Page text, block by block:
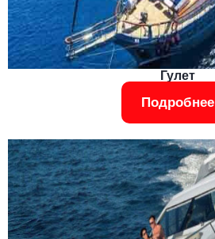
Гулет
Подробнее